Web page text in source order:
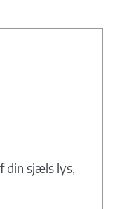
din sjæls lys,